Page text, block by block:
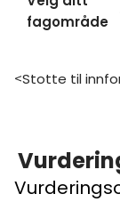
fagområde
>